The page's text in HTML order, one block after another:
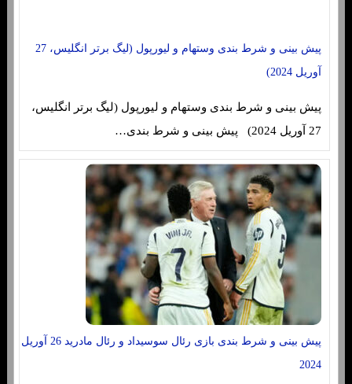
پیش بینی و شرط بندی وستهام و لیورپول (لیگ برتر انگلیس، 27
آوریل 2024)
پیش بینی و شرط بندی وستهام و لیورپول (لیگ برتر انگلیس،
27 آوریل 2024) پیش بینی و شرط بندی…
پیش بینی و شرط بندی بازی رئال سوسیداد و رئال مادرید 26 آوریل
2024